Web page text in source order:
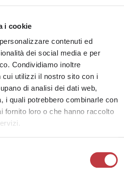
i cookie
contenuti ed
dei social media e per
Condividiamo inoltre
cui utilizzi il nostro sito con i
di analisi dei dati web,
i quali potrebbero combinarle con
fornito loro o che hanno raccolto
sociale
Libellula, a sostegno di
della parità di genere.
ADHR Group è oggi una
, con unapresenza
e Lombardia– in
sedi operative diffuse anche
Giulia, oltre che in Toscana,
di
partner strategico